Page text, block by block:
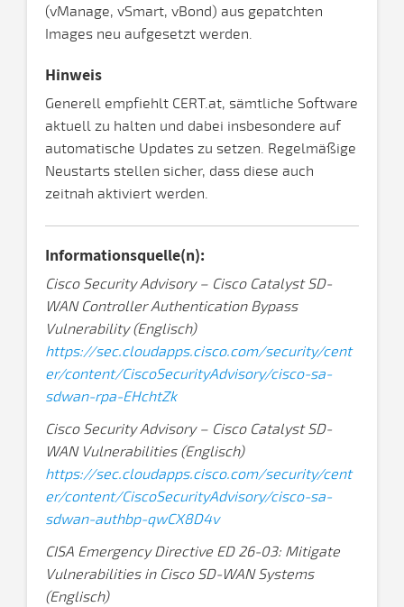
(vManage, vSmart, vBond) aus gepatchten
Images neu aufgesetzt werden.
Hinweis
Generell empfiehlt CERT.at, sämtliche Software
aktuell zu halten und dabei insbesondere auf
automatische Updates zu setzen. Regelmäßige
Neustarts stellen sicher, dass diese auch
zeitnah aktiviert werden.
Informationsquelle(n):
Cisco Security Advisory – Cisco Catalyst SD-
WAN Controller Authentication Bypass
Vulnerability (Englisch)
https://sec.cloudapps.cisco.com/security/cent
er/content/CiscoSecurityAdvisory/cisco-sa-
sdwan-rpa-EHchtZk
Cisco Security Advisory – Cisco Catalyst SD-
WAN Vulnerabilities (Englisch)
https://sec.cloudapps.cisco.com/security/cent
er/content/CiscoSecurityAdvisory/cisco-sa-
sdwan-authbp-qwCX8D4v
CISA Emergency Directive ED 26-03: Mitigate
Vulnerabilities in Cisco SD-WAN Systems
(Englisch)